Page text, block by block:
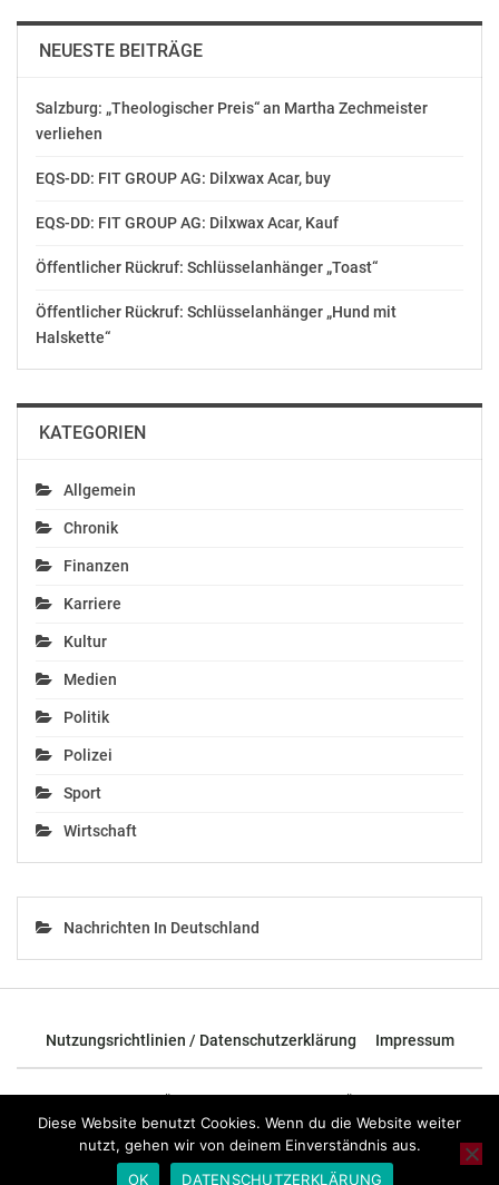
Douglas Hoyos.
Freiheitlichen, den
NEUESTE BEITRÄGE
Salzburg: „Theologischer Preis“ an Martha Zechmeister
verliehen
EQS-DD: FIT GROUP AG: Dilxwax Acar, buy
EQS-DD: FIT GROUP AG: Dilxwax Acar, Kauf
Öffentlicher Rückruf: Schlüsselanhänger „Toast“
Öffentlicher Rückruf: Schlüsselanhänger „Hund mit
Halskette“
KATEGORIEN
Allgemein
Chronik
Finanzen
Karriere
Kultur
Medien
Politik
Polizei
Sport
Wirtschaft
Nachrichten In Deutschland
Nutzungsrichtlinien / Datenschutzerklärung Impressum
© 2026 - TOP News Österreich - Nachrichten aus Österreich und der
ganzen Welt.
Diese Website benutzt Cookies. Wenn du die Website weiter
nutzt, gehen wir von deinem Einverständnis aus.
OK
DATENSCHUTZERKLÄRUNG